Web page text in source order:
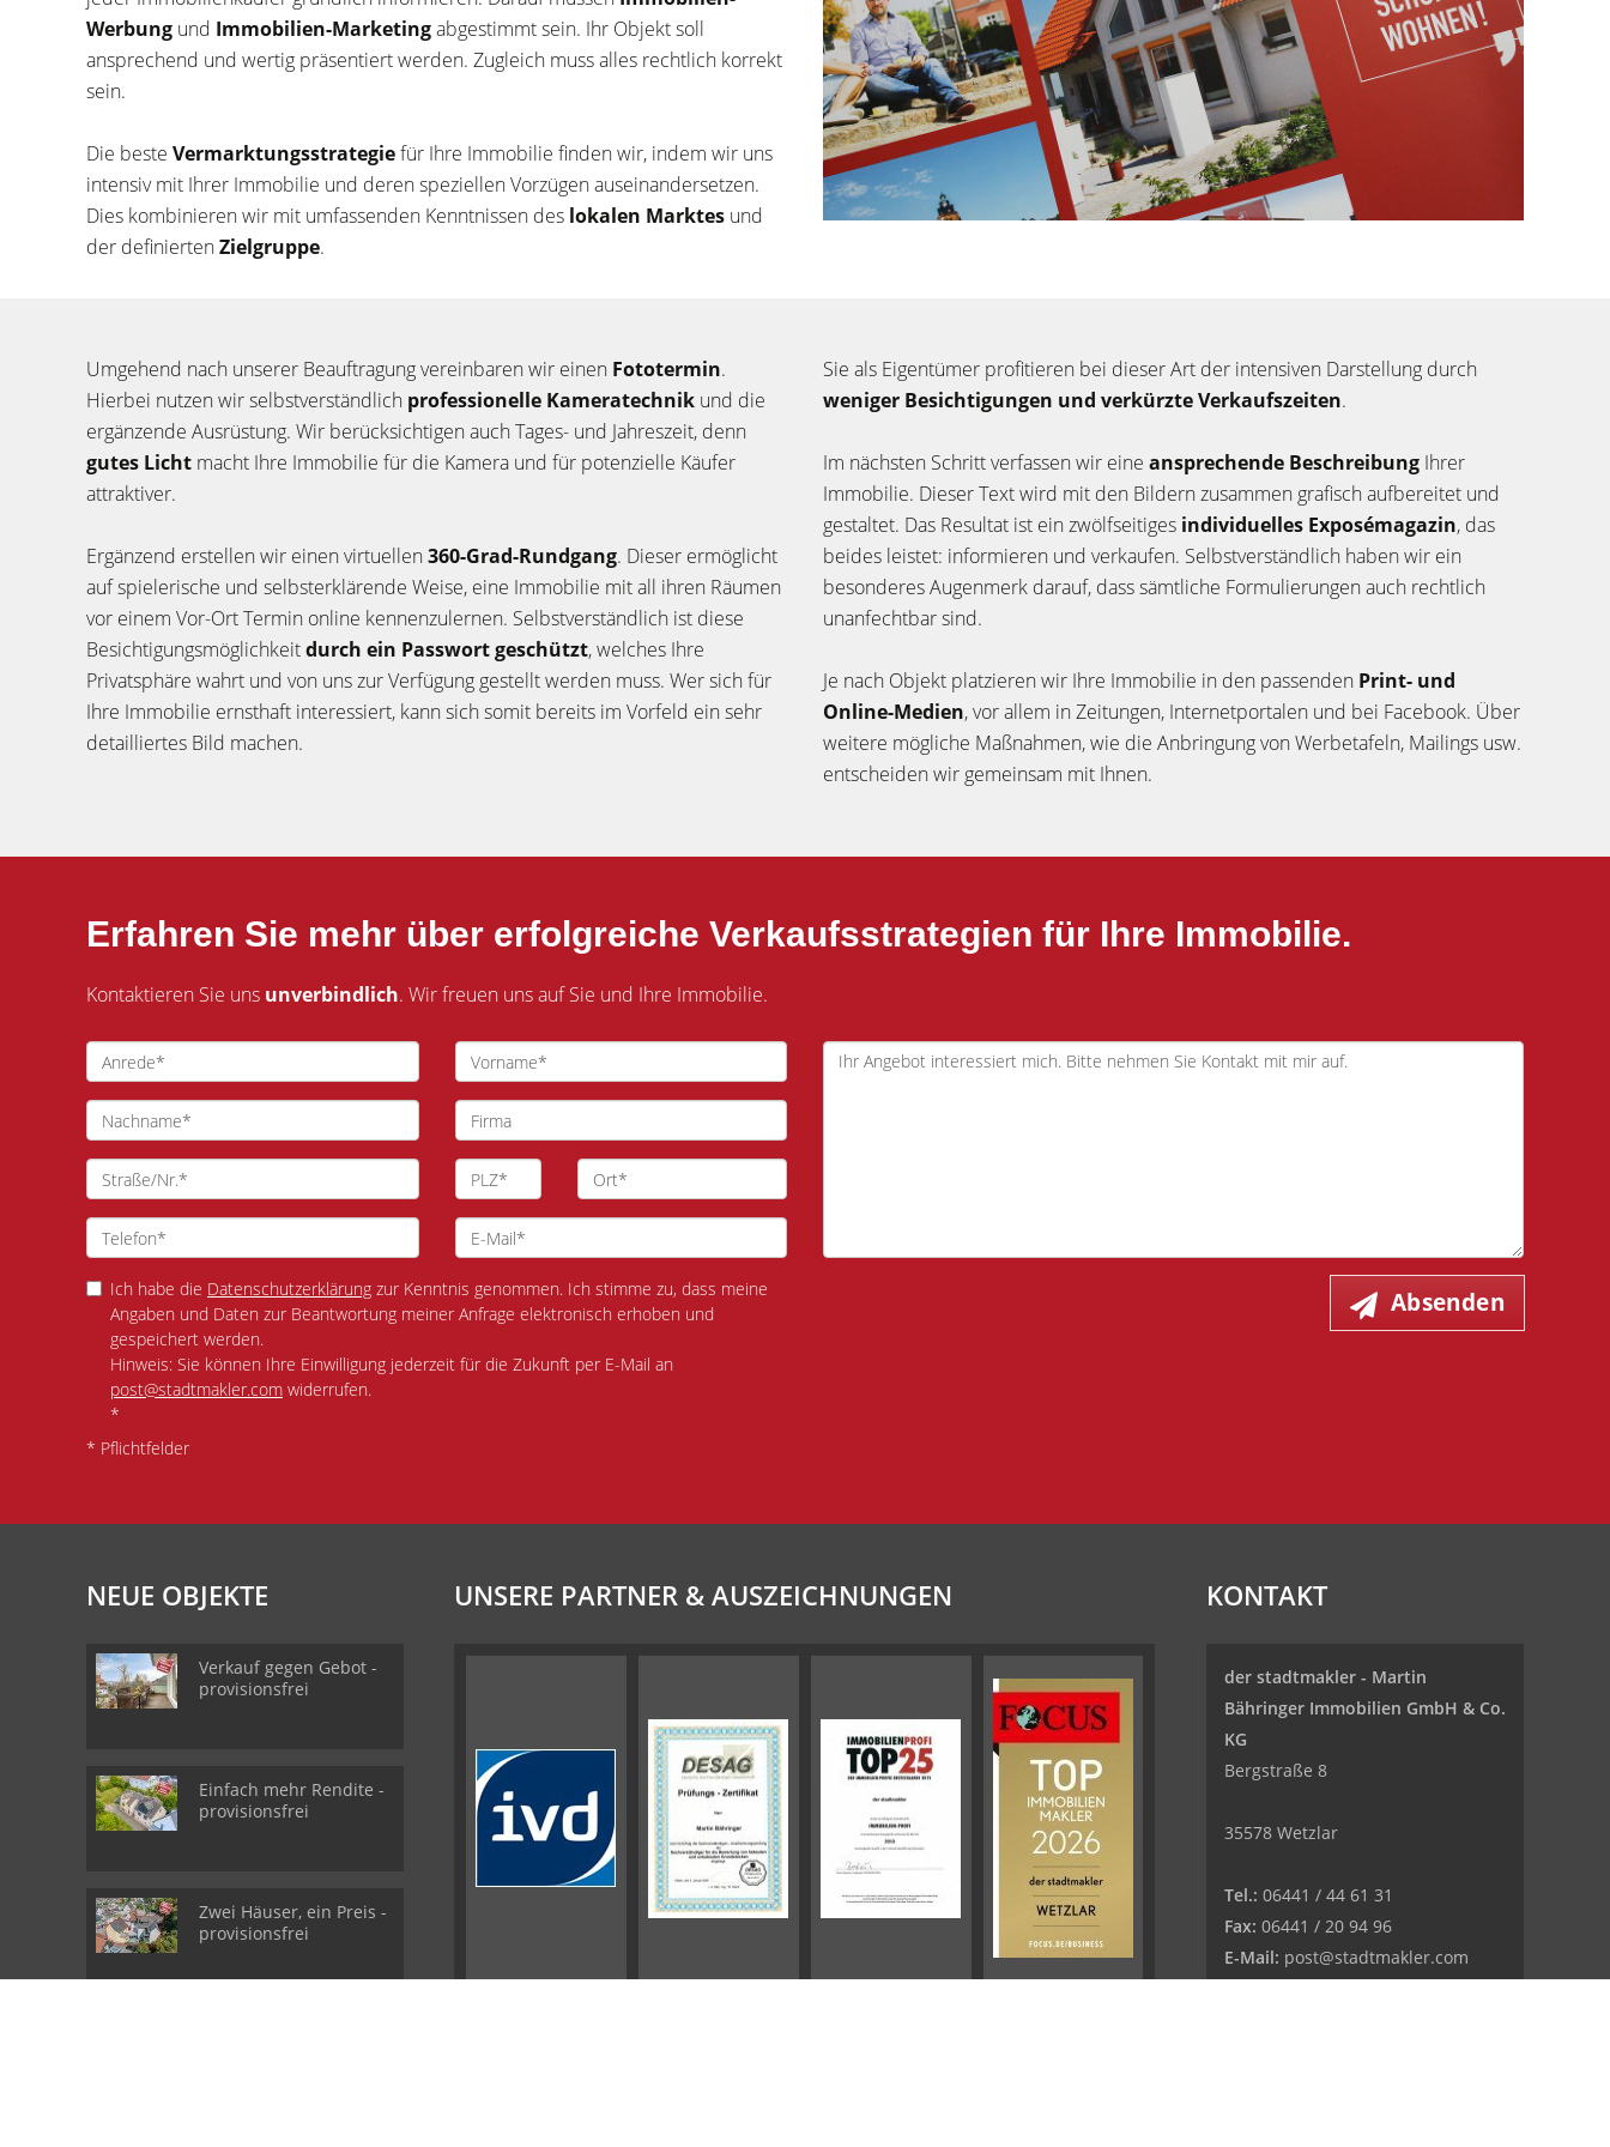
Werbung und Immobilien-Marketingabgestimmt sein. Ihr Objekt soll
ansprechend und wertig präsentiert werden. Zugleich muss alles rechtlich korrekt
sein.
Die beste Vermarktungsstrategiefür Ihre Immobilie finden wir, indem wir uns
intensiv mit Ihrer Immobilie und deren speziellen Vorzügen auseinandersetzen.
Dies kombinieren wir mit umfassenden Kenntnissen des lokalen Marktes und
der definiertenZielgruppe.
Umgehend nach unserer Beauftragung vereinbaren wir einen Fototermin.
Hierbei nutzen wir selbstverständlich professionelle Kameratechnik und die
ergänzende Ausrüstung. Wir berücksichtigen auch Tages- und Jahreszeit, denn
gutes Licht macht Ihre Immobilie für die Kamera und für potenzielle Käufer
attraktiver.
Ergänzend erstellen wir einen virtuellen360-Grad-Rundgang. Dieser ermöglicht
auf spielerische und selbsterklärende Weise, eine Immobilie mit all ihren Räumen
vor einem Vor-Ort Termin online kennenzulernen. Selbstverständlich ist diese
Besichtigungsmöglichkeitdurch ein Passwort geschützt, welches Ihre
Privatsphäre wahrt und von uns zur Verfügung gestellt werden muss. Wer sich für
Ihre Immobilie ernsthaft interessiert, kann sich somit bereits im Vorfeld ein sehr
detailliertes Bild machen.
Sie als Eigentümer profitieren bei dieser Art der intensiven Darstellung durch
weniger Besichtigungen und verkürzte Verkaufszeiten.
Im nächsten Schritt verfassen wir eine ansprechende Beschreibung Ihrer
Immobilie. Dieser Text wird mit den Bildern zusammen grafisch aufbereitet und
gestaltet. Das Resultat ist ein zwölfseitiges individuelles Exposémagazin, das
beides leistet: informieren und verkaufen. Selbstverständlich haben wir ein
besonderes Augenmerk darauf, dass sämtliche Formulierungen auch rechtlich
unanfechtbar sind.
Je nach Objekt platzieren wir Ihre Immobilie in den passenden Print- und
Online-Medien, vor allem in Zeitungen, Internetportalen und bei Facebook. Über
weitere mögliche Maßnahmen, wie die Anbringung von Werbetafeln, Mailings usw.
entscheiden wir gemeinsam mit Ihnen.
Erfahren Sie mehr über erfolgreiche Verkaufsstrategien für Ihre Immobilie.
Kontaktieren Sie uns unverbindlich. Wir freuen uns auf Sie und Ihre Immobilie.
Ich habe die Datenschutzerklärung zur Kenntnis genommen. Ich stimme zu, dass meine
Angaben und Daten zur Beantwortung meiner Anfrage elektronisch erhoben und
gespeichert werden.
Hinweis: Sie können Ihre Einwilligung jederzeit für die Zukunft per E-Mail an
post@stadtmakler.com widerrufen.
*
* Pflichtfelder
Absenden
NEUE OBJEKTE
Verkauf gegen Gebot -
provisionsfrei
Einfach mehr Rendite -
provisionsfrei
Zwei Häuser, ein Preis -
provisionsfrei
UNSERE PARTNER & AUSZEICHNUNGEN KONTAKT
der stadtmakler - Martin
Bähringer Immobilien GmbH & Co.
KG
Bergstraße 8
35578 Wetzlar
Tel.: 06441 / 44 61 31
Fax: 06441 / 20 94 96
E-Mail: post@stadtmakler.com